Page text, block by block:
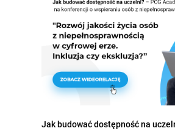
Jak budować dostępność na